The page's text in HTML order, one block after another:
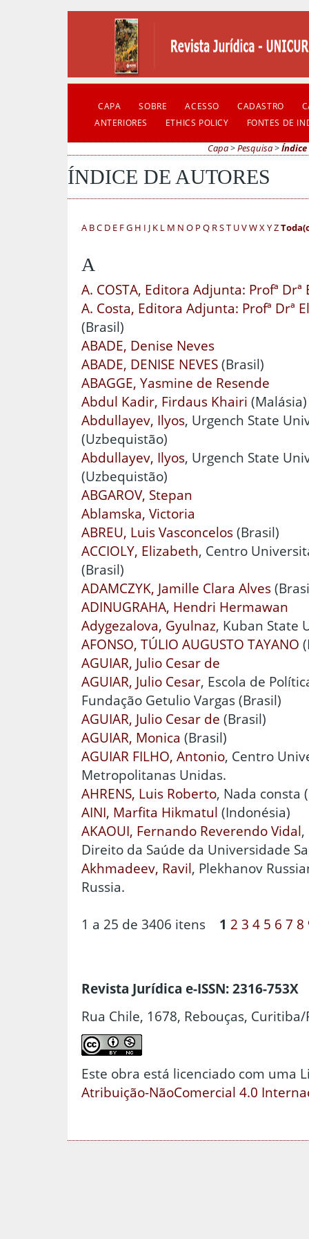
CAPA SOBRE ACESSO CADASTRO
ANTERIORES
ETHICS POLICY FONTES DE
Capa>Pesquisa>Índice
ÍNDICE DE AUTORES
A BC D E FG H I J K L M N O P Q RST UVWXYZ
A
A. COSTA, Editora Adjunta: Profª
A. Costa, Editora Adjunta: Profª Drª
(Brasil)
ABADE, Denise Neves
ABADE, DENISE NEVES(Brasil)
ABAGGE, Yasmine de Resende
Abdul Kadir, Firdaus Khairi (Malásia)
Abdullayev, Ilyоs, Urgench State
(Uzbequistão)
Abdullayev, Ilyоs, Urgench State
(Uzbequistão)
ABGAROV, Stepan
Ablamska, Victoria
ABREU, Luis Vasconcelos(Brasil)
ACCIOLY, Elizabeth, Centro
(Brasil)
ADAMCZYK, Jamille Clara Alves
ADINUGRAHA, Hendri Hermawan
Adygezalova, Gyulnaz, Kuban State
AFONSO, TÚLIO AUGUSTO TAYANO
AGUIAR, Julio Cesar de
AGUIAR, Julio Cesar, Escola de
Fundação Getulio Vargas (Brasil)
AGUIAR, Julio Cesar de (Brasil)
AGUIAR, Monica (Brasil)
AGUIAR FILHO, Antonio, Centro
Metropolitanas Unidas.
AHRENS, Luis Roberto, Nada consta
AINI, Marfita Hikmatul (Indonésia)
AKAOUI, Fernando Reverendo Vidal
Direito da Saúde da Universidade
Akhmadeev, Ravil, Plekhanov
Russia.
1 a 25 de 3406 itens 1 2 3 4 5 6 7 8
Revista Jurídica e-ISSN: 2316-753X
Rua Chile, 1678, Rebouças, Curitiba/
Este obra está licenciado com uma
Atribuição-NãoComercial 4.0